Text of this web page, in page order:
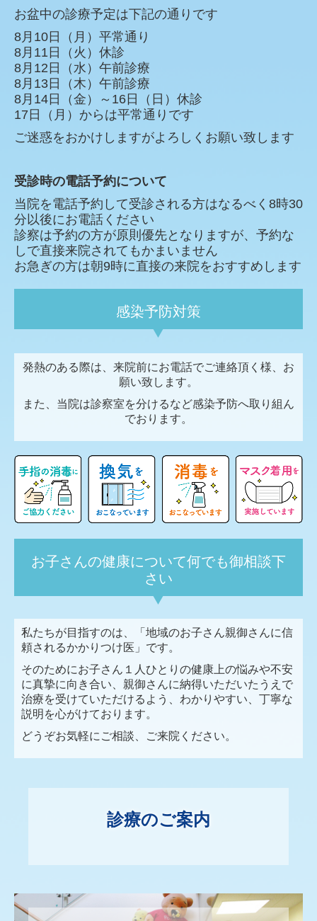
お盆中の診療予定は下記の通りです
8月10日（月）平常通り
8月11日（火）休診
8月12日（水）午前診療
8月13日（木）午前診療
8月14日（金）～16日（日）休診
17日（月）からは平常通りです
ご迷惑をおかけしますがよろしくお願い致します
受診時の電話予約について
当院を電話予約して受診される方はなるべく8時30
分以後にお電話ください
診察は予約の方が原則優先となりますが、予約な
しで直接来院されてもかまいません
お急ぎの方は朝9時に直接の来院をおすすめします
感染予防対策
発熱のある際は、来院前にお電話でご連絡頂く様、お
願い致します。
また、当院は診察室を分けるなど感染予防へ取り組ん
でおります。
お子さんの健康について何でも御相談下
さい
私たちが目指すのは、「地域のお子さん親御さんに信
頼されるかかりつけ医」です。
そのためにお子さん１人ひとりの健康上の悩みや不安
に真摯に向き合い、親御さんに納得いただいたうえで
治療を受けていただけるよう、わかりやすい、丁寧な
説明を心がけております。
どうぞお気軽にご相談、ご来院ください。
診療のご案内